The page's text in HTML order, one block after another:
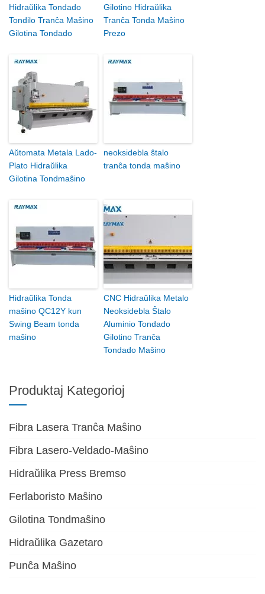
Hidraŭlika Tondado
Tondilo Tranĉa Maŝino
Gilotina Tondado
Gilotino Hidraŭlika
Tranĉa Tonda Maŝino
Prezo
Aŭtomata Metala Lado-
Plato Hidraŭlika
Gilotina Tondmaŝino
neoksidebla ŝtalo
tranĉa tonda maŝino
Hidraŭlika Tonda
maŝino QC12Y kun
Swing Beam tonda
maŝino
CNC Hidraŭlika Metalo
Neoksidebla Ŝtalo
Aluminio Tondado
Gilotino Tranĉa
Tondado Maŝino
Produktaj Kategorioj
Fibra Lasera Tranĉa Maŝino
Fibra Lasero-Veldado-Maŝino
Hidraŭlika Press Bremso
Ferlaboristo Maŝino
Gilotina Tondmaŝino
Hidraŭlika Gazetaro
Punĉa Maŝino